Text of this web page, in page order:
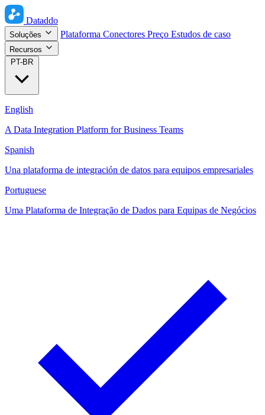
Dataddo
Soluções Plataforma Conectores Preço Estudos de caso
Recursos
PT-BR
English
A Data Integration Platform for Business Teams
Spanish
Una plataforma de integración de datos para equipos empresariales
Portuguese
Uma Plataforma de Integração de Dados para Equipas de Negócios